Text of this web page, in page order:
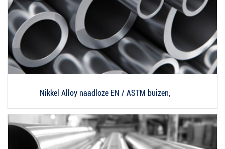
Nikkel Alloy naadloze EN / ASTM buizen,